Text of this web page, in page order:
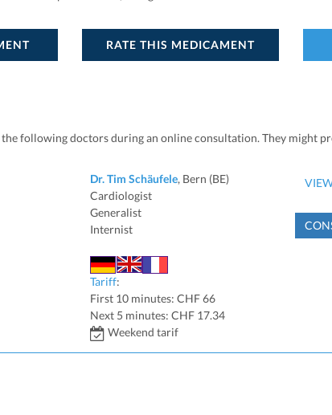
RATE THIS MEDICAMENT
following doctors during an online consultation. They might
Dr. Tim Schäufele, Bern (BE)
Cardiologist
Generalist
Internist
Tariff:
First 10 minutes: CHF 66
Next 5 minutes: CHF 17.34
Weekend tarif